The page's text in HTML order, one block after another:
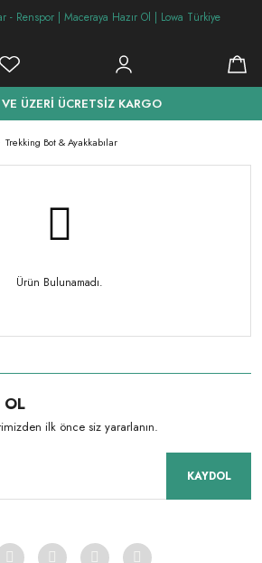
ÜZERİ ÜCRETSİZ KARGO
Trekking Bot & Ayakkabılar
Ürün Bulunamadı.
OL
ilk önce siz yararlanın.
KAYDOL